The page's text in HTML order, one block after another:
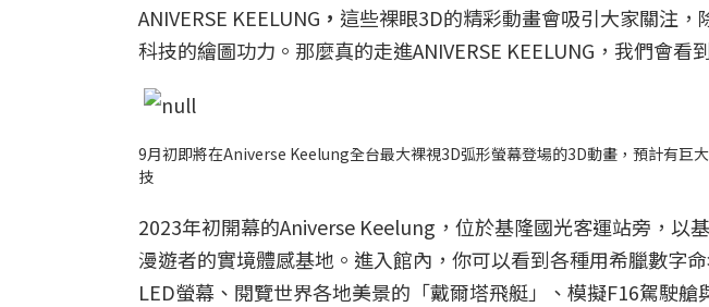
ANIVERSE KEELUNG ， 這些裸眼3D的精彩動畫會吸引大家關注
科技的繪圖功力。那麼真的走進ANIVERSE KEELUNG，我們會看
9月初即將在Aniverse Keelung全台最大裸視3D弧形螢幕登場的3D動畫，預計有巨
技
2023年初開幕的Aniverse Keelung，位於基隆國光客運站旁，以
漫遊者的實境體感基地。進入館內，你可以看到各種用希臘數字
LED螢幕、閱覽世界各地美景的「戴爾塔飛艇」、模擬F16駕駛